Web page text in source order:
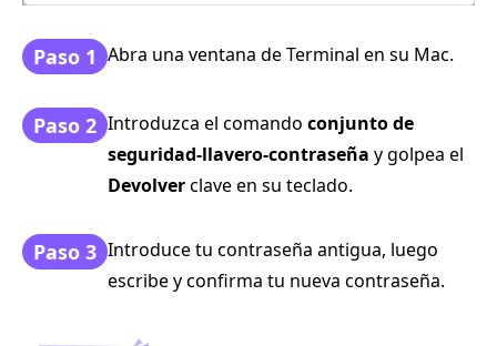
Paso 1 Abra una ventana de Terminal en su Mac.
Paso 2 Introduzca el comando conjunto de
seguridad-llavero-contraseña y golpea el
Devolverclave en su teclado.
Paso 3 Introduce tu contraseña antigua, luego
escribe y confirma tu nueva contraseña.